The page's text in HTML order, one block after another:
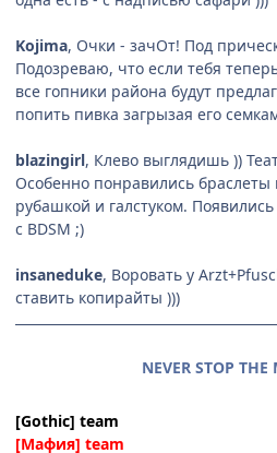
Kojima, Очки - зачОт! Под
Подозреваю, что если тебя
все гопники района будут
попить пивка загрызая его
blazingirl, Клево выглядишь ))
Особенно понравились браслеты
рубашкой и галстуком.
с BDSM ;)
insaneduke, Воровать у
ставить копирайты )))
NEVER STOP THE
[Gothic] team
[Мафия] team